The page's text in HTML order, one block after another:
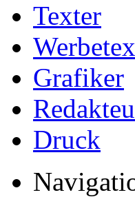
Texter
Grafiker
Druck